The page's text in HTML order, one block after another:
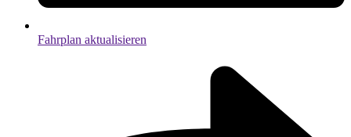
Fahrplan aktualisieren